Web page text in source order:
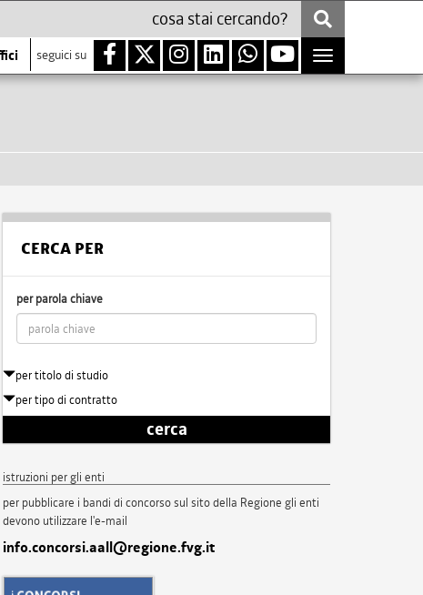
seguici su
Toggle
navigation
CERCA PER
per parola chiave
per titolo di studio
per tipo di contratto
cerca
istruzioni per gli enti
per pubblicare i bandi di concorso sul sito della Regione gli enti
devono utilizzare l'e-mail
info.concorsi.aall@regione.fvg.it